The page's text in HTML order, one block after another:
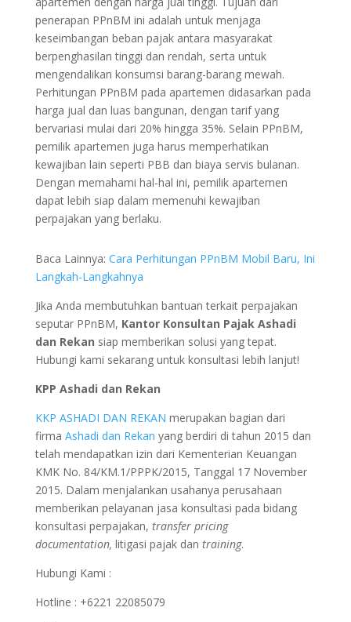
penerapan PPnBM ini adalah untuk menjaga
keseimbangan beban pajak antara masyarakat
berpenghasilan tinggi dan rendah, serta untuk
mengendalikan konsumsi barang-barang mewah.
Perhitungan PPnBM pada apartemen didasarkan pada
harga jual dan luas bangunan, dengan tarif yang
bervariasi mulai dari 20% hingga 35%. Selain PPnBM,
pemilik apartemen juga harus memperhatikan
kewajiban lain seperti PBB dan biaya servis bulanan.
Dengan memahami hal-hal ini, pemilik apartemen
dapat lebih siap dalam memenuhi kewajiban
perpajakan yang berlaku.
Baca Lainnya: Cara Perhitungan PPnBM Mobil Baru, Ini
Langkah-Langkahnya
Jika Anda membutuhkan bantuan terkait perpajakan
seputar PPnBM, Kantor Konsultan Pajak Ashadi
dan Rekan siap memberikan solusi yang tepat.
Hubungi kami sekarang untuk konsultasi lebih lanjut!
KPP Ashadi dan Rekan
KKP ASHADI DAN REKAN merupakan bagian dari
firma Ashadi dan Rekan yang berdiri di tahun 2015 dan
telah mendapatkan izin dari Kementerian Keuangan
KMK No. 84/KM.1/PPPK/2015, Tanggal 17 November
2015. Dalam menjalankan usahanya perusahaan
memberikan pelayanan jasa konsultasi pada bidang
konsultasi perpajakan, transfer pricing
documentation, litigasi pajak dan training.
Hubungi Kami :
Hotline : +6221 22085079